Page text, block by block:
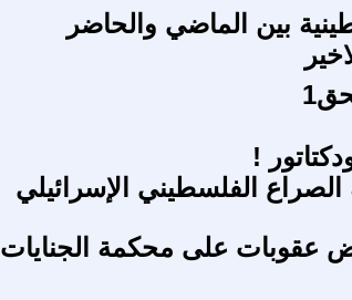
بين الماضي والحاضر
!
الفلسطيني الإسرائيلي
عقوبات على محكمة الجنايات